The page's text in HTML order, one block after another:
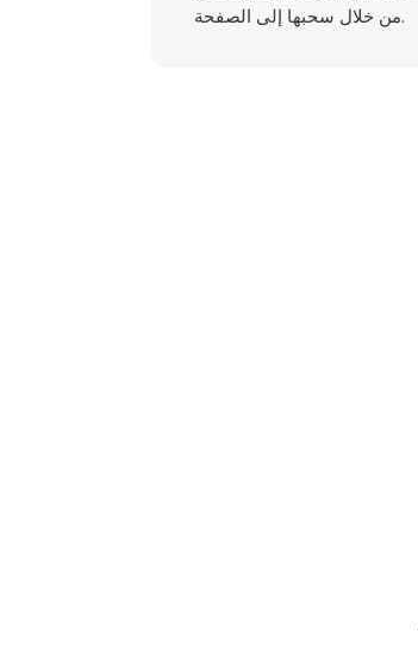
من خلال سحبها إلى الصفحة.